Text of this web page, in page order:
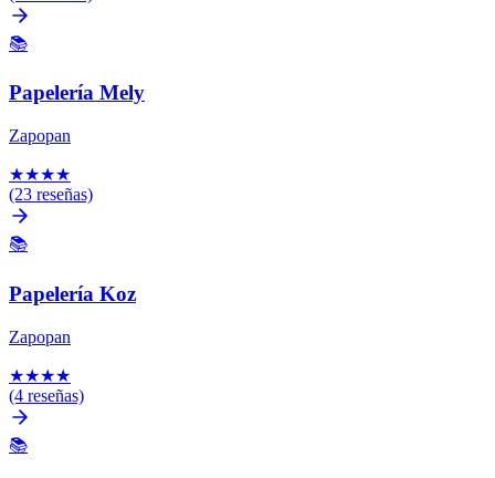
📚
Papelería Mely
Zapopan
★★★★
(23 reseñas)
📚
Papelería Koz
Zapopan
★★★★
(4 reseñas)
📚